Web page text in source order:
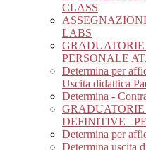
CLASS
LABS
PERSONALE
Determina per
Uscita didattica
Determina -
DEFINITIVE_
Determina per
Determina uscita